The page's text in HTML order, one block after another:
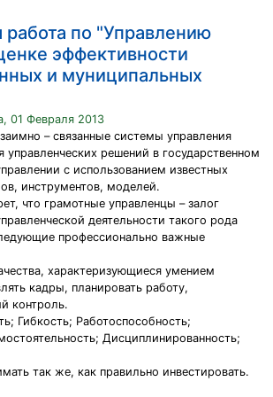
работа по "Управлению
эффективности
и муниципальных
01 Февраля 2013
– связанные системы управления
управленческих решений в государственном
с использованием известных
инструментов, моделей.
что грамотные управленцы – залог
деятельности такого рода
профессионально важные
характеризующиеся умением
кадры, планировать работу,
контроль.
Гибкость; Работоспособность;
Дисциплинированность;
так же, как правильно инвестировать.